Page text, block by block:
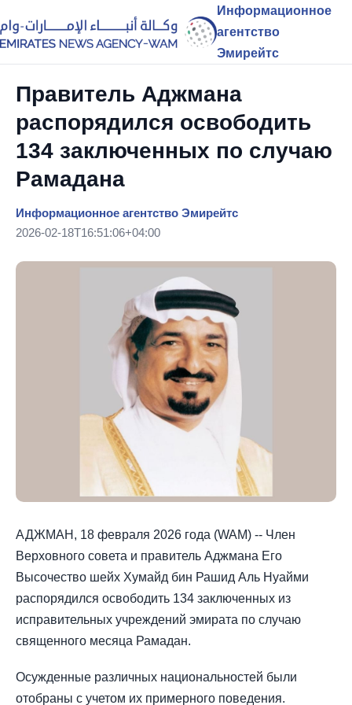
Информационное
агентство
Эмирейтс
Правитель Аджмана
распорядился освободить
134 заключенных по случаю
Рамадана
Информационное агентство Эмирейтс
2026-02-18T16:51:06+04:00
АДЖМАН, 18 февраля 2026 года (WAM) -- Член
Верховного совета и правитель Аджмана Его
Высочество шейх Хумайд бин Рашид Аль Нуайми
распорядился освободить 134 заключенных из
исправительных учреждений эмирата по случаю
священного месяца Рамадан.
Осужденные различных национальностей были
отобраны с учетом их примерного поведения.